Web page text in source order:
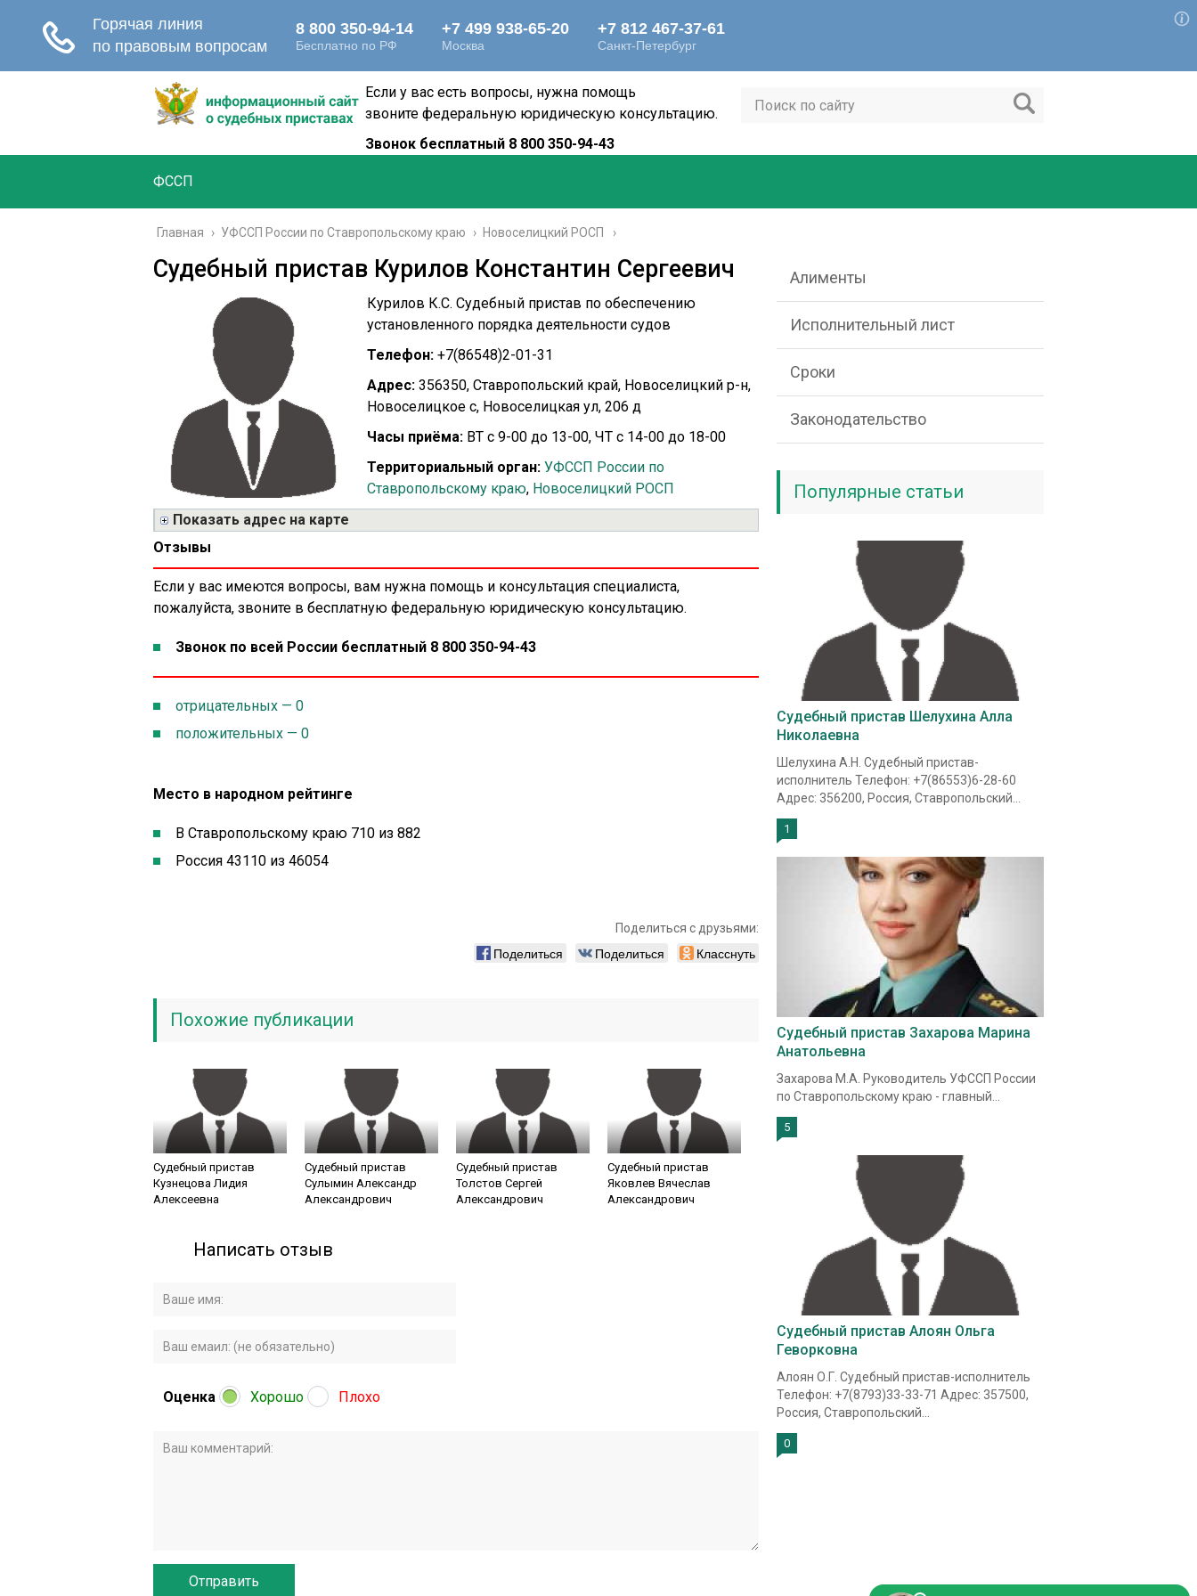
Если у вас есть вопросы, нужна помощь
звоните федеральную юридическую консультацию.
Звонок бесплатный 8 800 350-94-43
ФССП
Главная › УФССП России по Ставропольскому краю › Новоселицкий РОСП
Судебный пристав Курилов Константин Сергеевич
Курилов К.С. Судебный пристав по обеспечению
установленного порядка деятельности судов
Телефон: +7(86548)2-01-31
Адрес: 356350, Ставропольский край, Новоселицкий р-н,
Новоселицкое с, Новоселицкая ул, 206 д
Часы приёма: ВТ с 9-00 до 13-00, ЧТ с 14-00 до 18-00
Территориальный орган: УФССП России по
Ставропольскому краю, Новоселицкий РОСП
Показать адрес на карте
Отзывы
Если у вас имеются вопросы, вам нужна помощь и консультация специалиста,
пожалуйста, звоните в бесплатную федеральную юридическую консультацию.
Звонок по всей России бесплатный 8 800 350-94-43
отрицательных — 0
положительных — 0
Место в народном рейтинге
В Ставропольскому краю 710 из 882
Россия 43110 из 46054
Поделиться с друзьями:
Поделиться Поделиться Класснуть
Похожие публикации
Судебный пристав
Кузнецова Лидия
Алексеевна
Судебный пристав
Сулымин Александр
Александрович
Судебный пристав
Толстов Сергей
Александрович
Судебный пристав
Яковлев Вячеслав
Александрович
Написать отзыв
Оценка Хорошо Плохо
Алименты
Исполнительный лист
Сроки
Законодательство
Популярные статьи
Судебный пристав Шелухина Алла
Николаевна
Шелухина А.Н. Судебный пристав-
исполнитель Телефон: +7(86553)6-28-60
Адрес: 356200, Россия, Ставропольский...
1
Судебный пристав Захарова Марина
Анатольевна
Захарова М.А. Руководитель УФССП России
по Ставропольскому краю - главный...
5
Судебный пристав Алоян Ольга
Геворковна
Алоян О.Г. Судебный пристав-исполнитель
Телефон: +7(8793)33-33-71 Адрес: 357500,
Россия, Ставропольский...
0